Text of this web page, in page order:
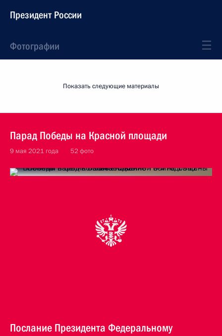
Президент России
Фотографии
Показать следующие материалы
Парад Победы на Красной площади
9 мая 2021 года 52 фото
Послание Президента Федеральному